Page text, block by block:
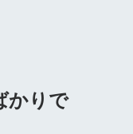
かりで